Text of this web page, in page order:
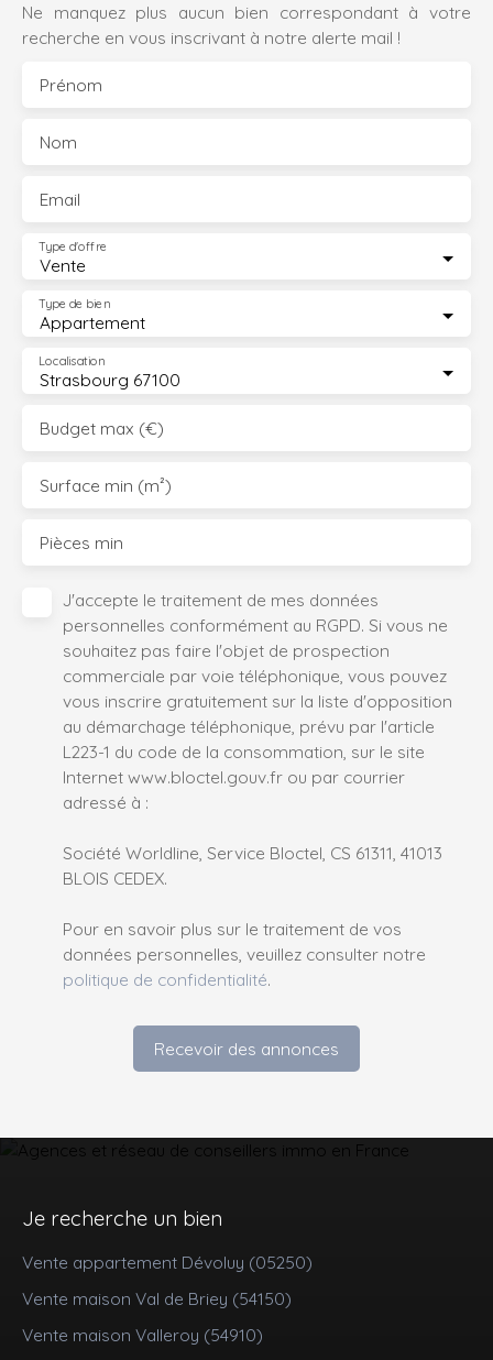
Ne manquez plus aucun bien correspondant à votre
recherche en vous inscrivant à notre alerte mail !
Prénom
Nom
Email
Vente
Type d'offre
Appartement
Type de bien
Strasbourg 67100
Localisation
Budget max (€)
Surface min (m²)
Pièces min
J'accepte le traitement de mes données
personnelles conformément au RGPD. Si vous ne
souhaitez pas faire l'objet de prospection
commerciale par voie téléphonique, vous pouvez
vous inscrire gratuitement sur la liste d'opposition
au démarchage téléphonique, prévu par l'article
L223-1 du code de la consommation, sur le site
Internet www.bloctel.gouv.fr ou par courrier
adressé à :
Société Worldline, Service Bloctel, CS 61311, 41013
BLOIS CEDEX.
Pour en savoir plus sur le traitement de vos
données personnelles, veuillez consulter notre
politique de confidentialité.
Recevoir des annonces
Je recherche un bien
Vente appartement Dévoluy (05250)
Vente maison Val de Briey (54150)
Vente maison Valleroy (54910)